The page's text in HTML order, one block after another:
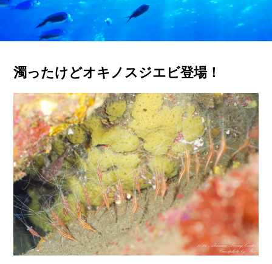
o
n
濁ったけどオキノスジエビ登場！